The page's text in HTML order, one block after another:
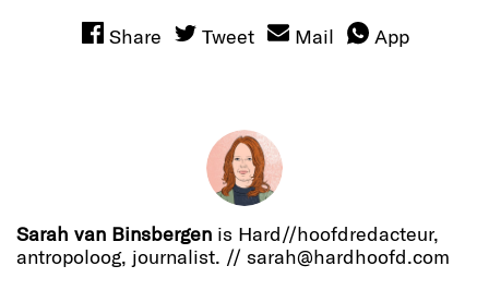
Share Tweet Mail App
Sarah van Binsbergen is Hard//hoofdredacteur,
antropoloog, journalist. // sarah@hardhoofd.com